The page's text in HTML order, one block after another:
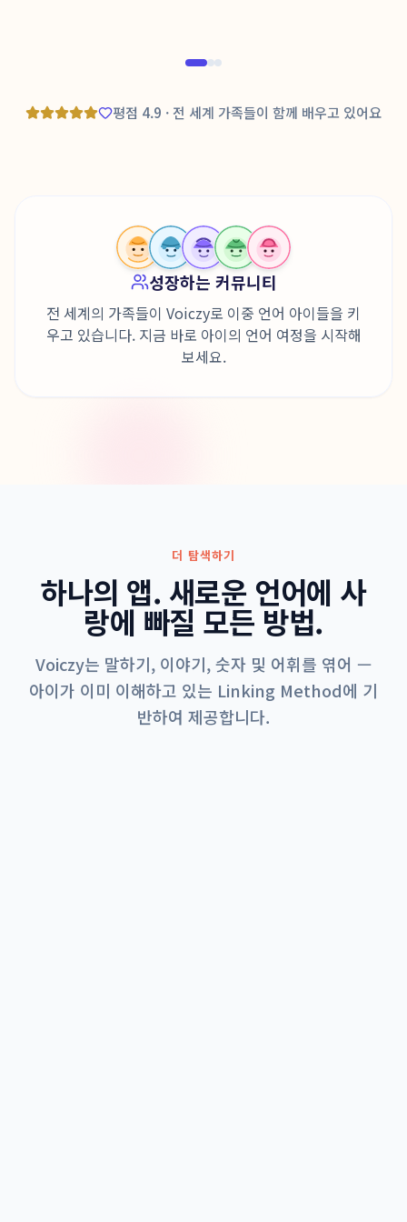
평점 4.9 · 전 세계 가족들이 함께 배우고 있어요
성장하는 커뮤니티
전 세계의 가족들이 Voiczy로 이중 언어 아이들을 키
우고 있습니다. 지금 바로 아이의 언어 여정을 시작해
보세요.
더 탐색하기
하나의 앱. 새로운 언어에 사
랑에 빠질 모든 방법.
Voiczy는 말하기, 이야기, 숫자 및 어휘를 엮어 —
아이가 이미 이해하고 있는 Linking Method에 기
반하여 제공합니다.